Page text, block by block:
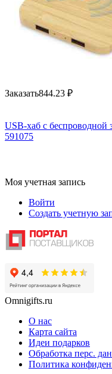
Заказать844.23 ₽
USB-хаб с беспроводной
591075
Моя учетная запись
Войти
Создать учетную
Omnigifts.ru
О нас
Карта сайта
Идеи подарков
Обработка перс.
Политика